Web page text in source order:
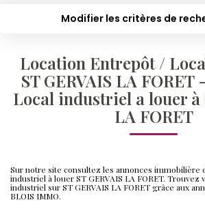
Off Market
ESTIMER
NOTRE AGENCE
Modifier les critères de
Sélectionnez...
Type de bien
Surface
Budget max
Location Entrepôt /
ST GERVAIS LA
Local industriel a louer à
LA FORET
Sur notre site consultez les annonces immobilière
industriel à louer ST GERVAIS LA FORET. Trouvez
industriel sur ST GERVAIS LA FORET grâce aux
BLOIS IMMO.